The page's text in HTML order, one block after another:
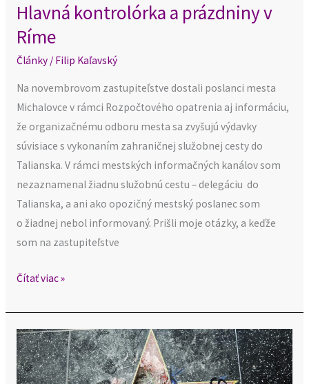
Hlavná kontrolórka a prázdniny v
Ríme
Články/ Filip Kaľavský
Na novembrovom zastupiteľstve dostali poslanci mesta
Michalovce v rámci Rozpočtového opatrenia aj informáciu,
že organizačnému odboru mesta sa zvyšujú výdavky
súvisiace s vykonaním zahraničnej služobnej cesty do
Talianska. V rámci mestských informačných kanálov som
nezaznamenal žiadnu služobnú cestu – delegáciu do
Talianska, a ani ako opozičný mestský poslanec som
o žiadnej nebol informovaný. Prišli moje otázky, a keďže
som na zastupiteľstve
Čítať viac »
Pamätná
dlažba:
„Buďme